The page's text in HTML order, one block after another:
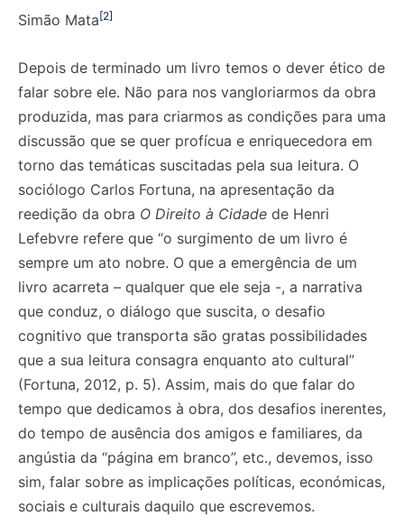
Simão Mata[2]
Depois de terminado um livro temos o dever ético de
falar sobre ele. Não para nos vangloriarmos da obra
produzida, mas para criarmos as condições para uma
discussão que se quer profícua e enriquecedora em
torno das temáticas suscitadas pela sua leitura. O
sociólogo Carlos Fortuna, na apresentação da
reedição da obra O Direito à Cidade de Henri
Lefebvre refere que “o surgimento de um livro é
sempre um ato nobre. O que a emergência de um
livro acarreta – qualquer que ele seja -, a narrativa
que conduz, o diálogo que suscita, o desafio
cognitivo que transporta são gratas possibilidades
que a sua leitura consagra enquanto ato cultural”
(Fortuna, 2012, p. 5). Assim, mais do que falar do
tempo que dedicamos à obra, dos desafios inerentes,
do tempo de ausência dos amigos e familiares, da
angústia da “página em branco”, etc., devemos, isso
sim, falar sobre as implicações políticas, económicas,
sociais e culturais daquilo que escrevemos.